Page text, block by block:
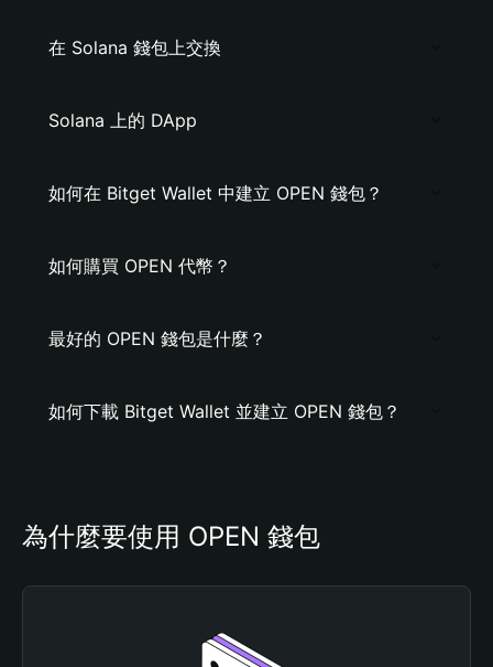
在 Solana 錢包上交換
Solana 上的 DApp
如何在 Bitget Wallet 中建立 OPEN 錢包？
如何購買 OPEN 代幣？
最好的 OPEN 錢包是什麼？
如何下載 Bitget Wallet 並建立 OPEN 錢包？
為什麼要使用 OPEN 錢包